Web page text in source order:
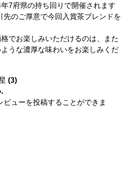
7府県の持ち回りで開催されます
のご厚意で今回入賞茶ブレンドを
でお楽しみいただけるのは、また
うな濃厚な味わいをお楽しみくだ
(3)
ューを投稿することができま